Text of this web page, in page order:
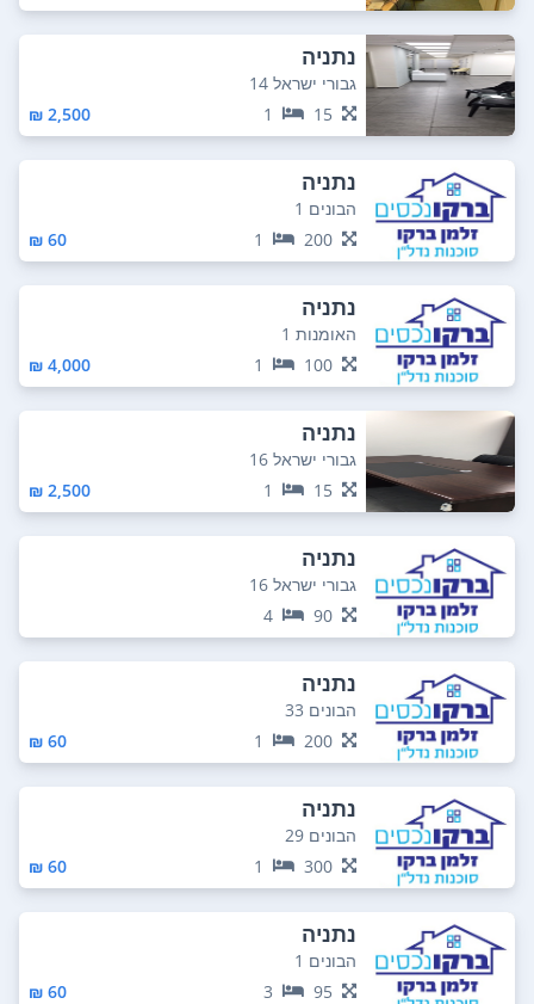
נתניה
גבורי ישראל 14
15
1
2,500 ₪
נתניה
הבונים 1
200
1
60 ₪
נתניה
האומנות 1
100
1
4,000 ₪
נתניה
גבורי ישראל 16
15
1
2,500 ₪
נתניה
גבורי ישראל 16
90
4
נתניה
הבונים 33
200
1
60 ₪
נתניה
הבונים 29
300
1
60 ₪
נתניה
הבונים 1
95
3
60 ₪